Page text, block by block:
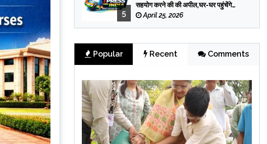
5
सहयोग करने की की अपील,घर-घर पहुंचेंगे
प्रगणक
April 25, 2026
Popular Recent Comments